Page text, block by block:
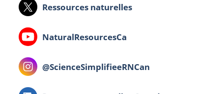
X: Ressources naturelles
Youtube:NaturalResourcesCa
Instagram:@ScienceSimplifieeRNCan